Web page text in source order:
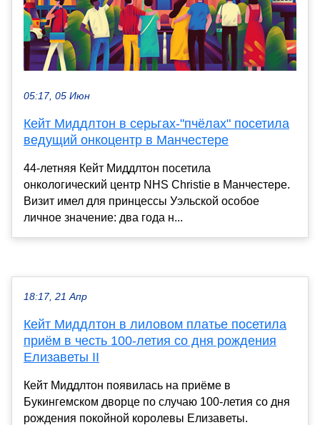
05:17, 05 Июн
Кейт Миддлтон в серьгах-"пчёлах" посетила
ведущий онкоцентр в Манчестере
44-летняя Кейт Миддлтон посетила
онкологический центр NHS Christie в Манчестере.
Визит имел для принцессы Уэльской особое
личное значение: два года н...
18:17, 21 Апр
Кейт Миддлтон в лиловом платье посетила
приём в честь 100-летия со дня рождения
Елизаветы II
Кейт Миддлтон появилась на приёме в
Букингемском дворце по случаю 100-летия со дня
рождения покойной королевы Елизаветы.